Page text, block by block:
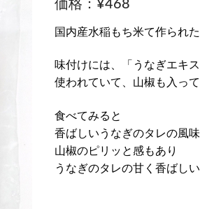
¥468
国内産水稲もち米て作られ
味付けには、「うなぎエキ
使われていて、山椒も入っ
食べてみると
香ばしいうなぎのタレの風
山椒のピリッと感もあり
うなぎのタレの甘く香ばし